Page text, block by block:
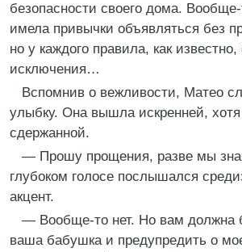
безопасности своего дома.
имела привычки объявляться без
но у каждого правила, как известно,
исключения…
Вспомнив о вежливости, Матео
улыбку. Она вышла искренней, хотя
сдержанной.
— Прошу прощения, разве мы
глубоком голосе послышался
акцент.
— Вообще-то нет. Но вам должна
ваша бабушка и предупредить о